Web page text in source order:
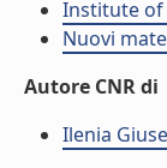
Institute of
Nuovi
Autore CNR di
Ilenia